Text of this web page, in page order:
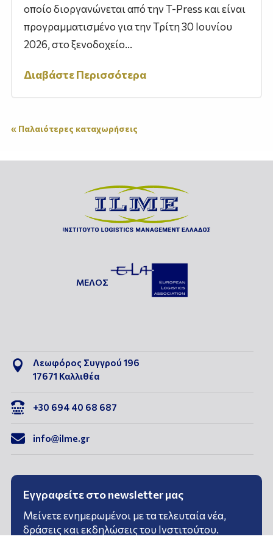
οποίο διοργανώνεται από την T-Press και είναι
προγραμματισμένο για την Τρίτη 30 Ιουνίου
2026, στο ξενοδοχείο...
Διαβάστε Περισσότερα
« Παλαιότερες καταχωρήσεις
ΜΕΛΟΣ

Λεωφόρος Συγγρού 196
17671 Καλλιθέα
 +30 694 40 68 687
 info@ilme.gr
Εγγραφείτε στο newsletter μας
Μείνετε ενημερωμένοι με τα τελευταία νέα,
δράσεις και εκδηλώσεις του Ινστιτούτου.